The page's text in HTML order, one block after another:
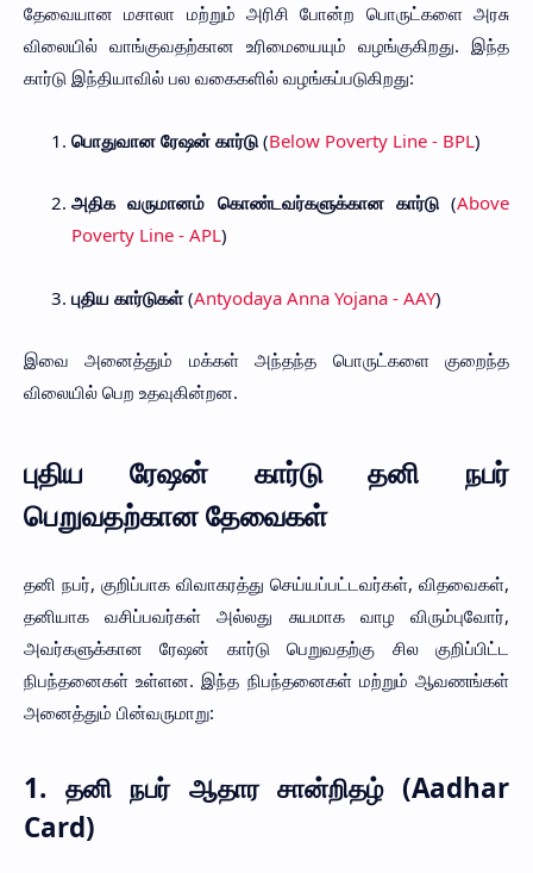
தேவையான மசாலா மற்றும் அரிசி போன்ற பொருட்களை அரசு
விலையில் வாங்குவதற்கான உரிமையையும் வழங்குகிறது. இந்த
கார்டு இந்தியாவில் பல வகைகளில் வழங்கப்படுகிறது:
பொதுவான ரேஷன் கார்டு(Below Poverty Line - BPL)
அதிக வருமானம் கொண்டவர்களுக்கான கார்டு(Above
Poverty Line - APL)
புதிய கார்டுகள்(Antyodaya Anna Yojana - AAY)
இவை அனைத்தும் மக்கள் அந்தந்த பொருட்களை குறைந்த
விலையில் பெற உதவுகின்றன.
புதிய ரேஷன் கார்டு தனி நபர்
பெறுவதற்கான தேவைகள்
தனி நபர், குறிப்பாக விவாகரத்து செய்யப்பட்டவர்கள், விதவைகள்,
தனியாக வசிப்பவர்கள் அல்லது சுயமாக வாழ விரும்புவோர்,
அவர்களுக்கான ரேஷன் கார்டு பெறுவதற்கு சில குறிப்பிட்ட
நிபந்தனைகள் உள்ளன. இந்த நிபந்தனைகள் மற்றும் ஆவணங்கள்
அனைத்தும் பின்வருமாறு:
1. தனி நபர் ஆதார சான்றிதழ் (Aadhar
Card)